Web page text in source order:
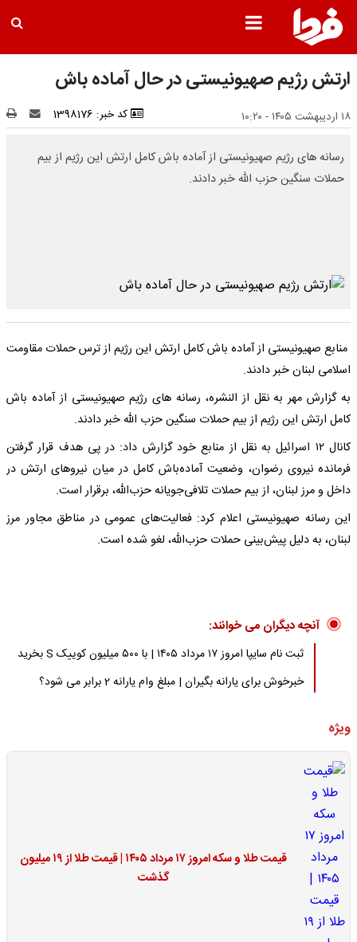
ارتش رژیم صهیونیستی در حال آماده باش
۱۸ اردیبهشت ۱۴۰۵ - ۱۰:۲۰ کد خبر: 1398176
رسانه های رژیم صهیونیستی از آماده باش کامل ارتش این رژیم از بیم
حملات سنگین حزب الله خبر دادند.
منابع صهیونیستی از آماده باش کامل ارتش این رژیم از ترس حملات مقاومت
اسلامی لبنان خبر دادند.
به گزارش مهر به نقل از النشره، رسانه های رژیم صهیونیستی از آماده باش
کامل ارتش این رژیم از بیم حملات سنگین حزب الله خبر دادند.
کانال ۱۲ اسرائیل به نقل از منابع خود گزارش داد: در پی هدف قرار گرفتن
فرمانده نیروی رضوان، وضعیت آماده‌باش کامل در میان نیروهای ارتش در
داخل و مرز لبنان، از بیم حملات تلافی‌جویانه حزب‌الله، برقرار است.
این رسانه صهیونیستی اعلام کرد: فعالیت‌های عمومی در مناطق مجاور مرز
لبنان، به دلیل پیش‌بینی حملات حزب‌الله، لغو شده است.
آنچه دیگران می خوانند:
ثبت نام سایپا امروز ۱۷ مرداد ۱۴۰۵ | با ۵۰۰ میلیون کوییک S بخرید
خبرخوش برای یارانه بگیران | مبلغ وام یارانه 2 برابر می شود؟
ویژه
قیمت طلا و سکه امروز ۱۷ مرداد ۱۴۰۵ | قیمت طلا از ۱۹ میلیون
گذشت